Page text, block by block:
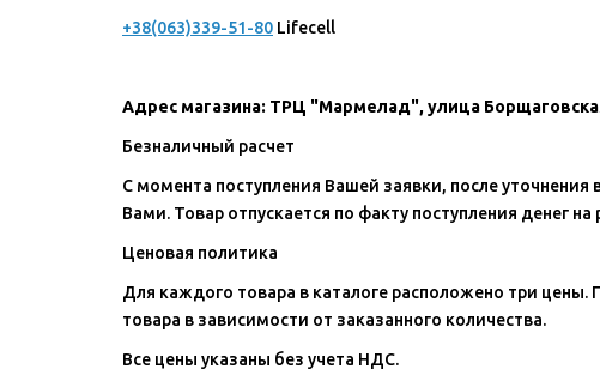
+38(063)339-51-80 Lifecell
Адрес магазина: ТРЦ "Мармелад", улица
Безналичный расчет
C момента поступления Вашей заявки, после уточнения
Вами. Товар отпускается по факту поступления денег на
Ценовая политика
Для каждого товара в каталоге расположено три цены.
товара в зависимости от заказанного количества.
Все цены указаны без учета НДС.